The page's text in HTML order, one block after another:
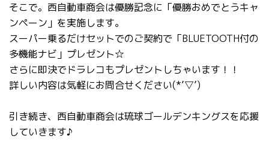
そこで。西自動車商会は優勝記念に「優勝おめでとうキャ
ンペーン」を実施します。
スーパー乗るだけセットでのご契約で「BLUETOOTH付の
多機能ナビ」プレゼント☆
さらに即決でドラレコもプレゼントしちゃいます！！
詳しい内容は気軽にお問合せください(*’▽’)
引き続き、西自動車商会は琉球ゴールデンキングスを応援
していきます♪